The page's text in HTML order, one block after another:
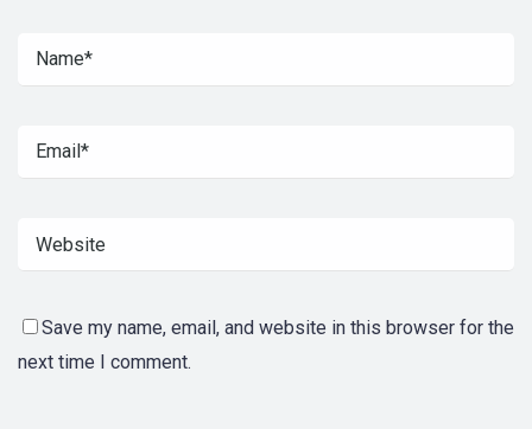
Save my name, email, and website in this browser for the
next time I comment.